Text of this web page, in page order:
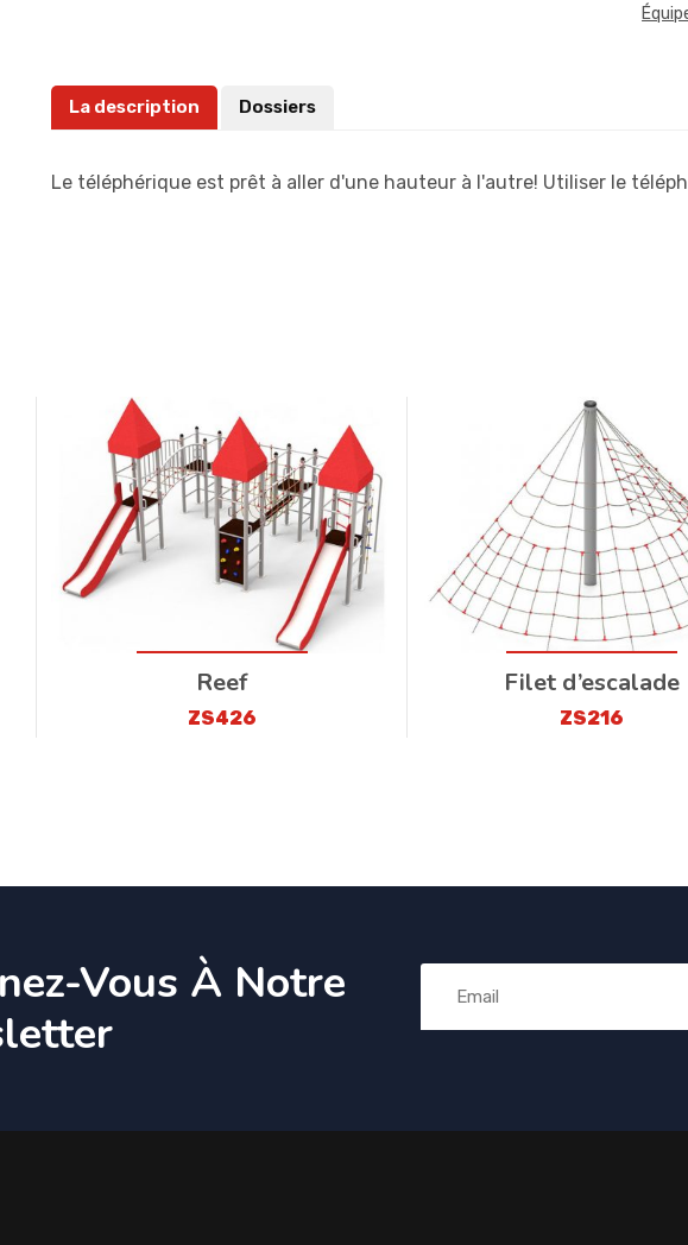
La description Dossiers
Le téléphérique est prêt à aller d'une hauteur à l'autre! Utiliser le
Reef
ZS426
Filet d’escalade
ZS216
Vous À Notre